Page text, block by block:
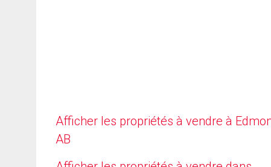
Afficher les propriétés à vendre à
AB